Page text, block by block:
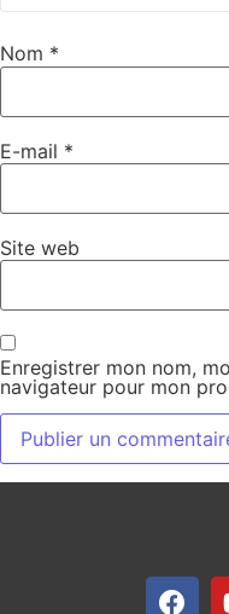
Nom *
E-mail *
Site web
Enregistrer mon nom,
navigateur pour mon